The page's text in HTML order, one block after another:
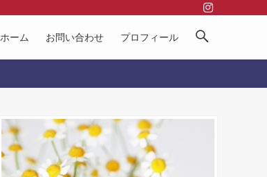
ホーム お問い合わせ プロフィール